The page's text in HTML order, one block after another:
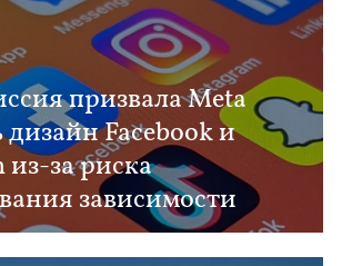
призвала Meta
Facebook и
за риска
зависимости